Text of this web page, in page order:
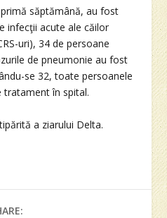
săptămână, au fost
infecţii acute ale căilor
uri), 34 de persoane
de pneumonie au fost
se 32, toate persoanele
tratament în spital.
a ziarului Delta.